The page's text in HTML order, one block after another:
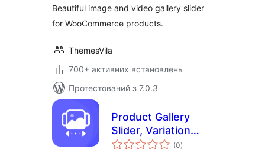
Beautiful image and video gallery slider
for WooCommerce products.
ThemesVila
700+ активних встановлень
Протестований з 7.0.3
Product Gallery
Slider, Variation
Images, Video,
(0загальний
рейтинг
)